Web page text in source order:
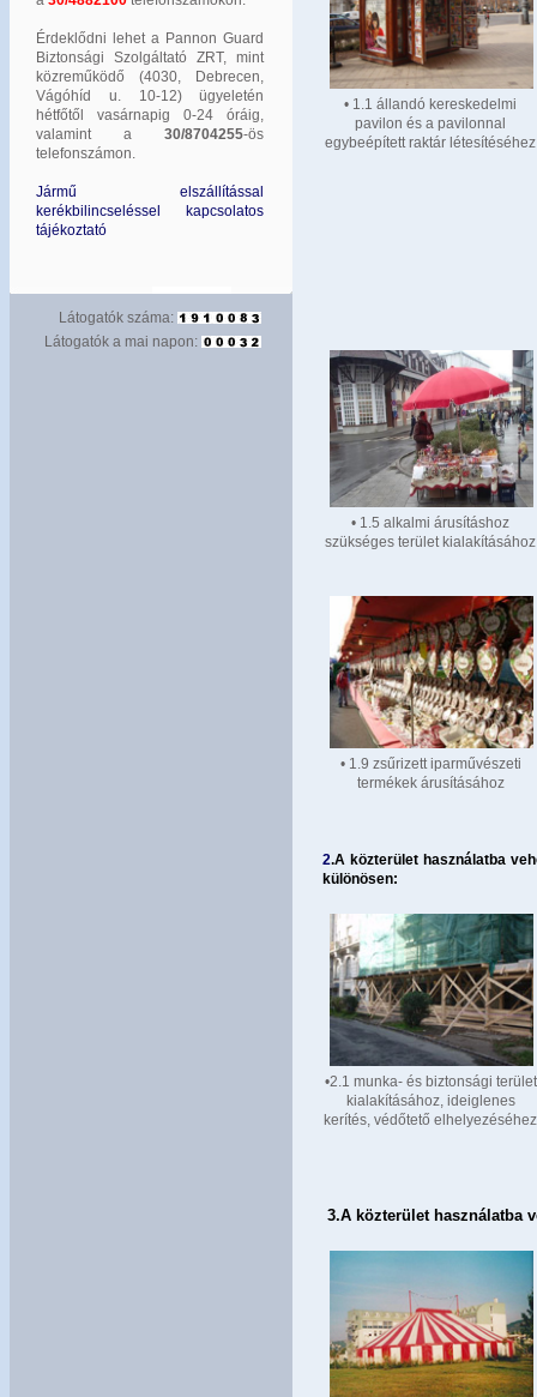
Érdeklődni lehet a Pannon Guard
Biztonsági Szolgáltató ZRT, mint
közreműködő (4030, Debrecen,
Vágóhíd u. 10-12) ügyeletén
hétfőtől vasárnapig 0-24 óráig,
valamint a30/8704255-ös
telefonszámon.
Jármű elszállítással
kerékbilincseléssel kapcsolatos
tájékoztató
Látogatók száma:
Látogatók a mai napon:
• 1.1 állandó kereskedelmi
pavilon és a pavilonnal
egybeépített raktár létesítéséhez
• 1.5 alkalmi árusításhoz
szükséges terület kialakításához
• 1.9 zsűrizett iparművészeti
termékek árusításához
2.A közterület használatba
különösen:
•2.1 munka- és biztonsági terület
kialakításához, ideiglenes
kerítés, védőtető elhelyezéséhez
3.A közterület használatba